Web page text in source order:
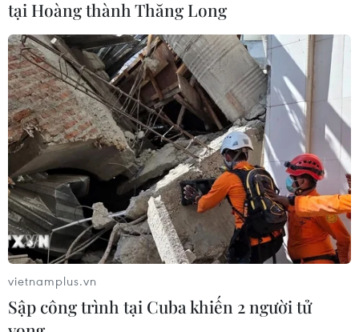
tại Hoàng thành Thăng Long
vietnamplus.vn
Sập công trình tại Cuba khiến 2 người tử